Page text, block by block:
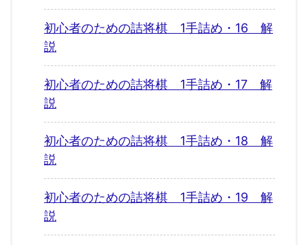
初心者のための詰将棋 1手詰め・16 解
説
初心者のための詰将棋 1手詰め・17 解
説
初心者のための詰将棋 1手詰め・18 解
説
初心者のための詰将棋 1手詰め・19 解
説